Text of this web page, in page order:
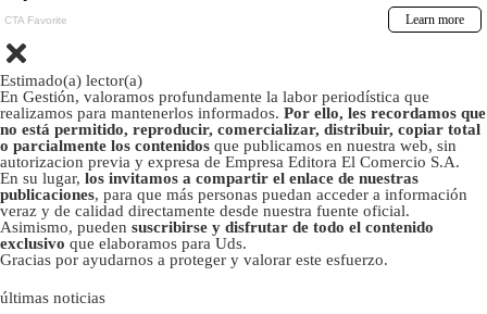
Estimado(a) lector(a)
En Gestión, valoramos profundamente la labor periodística que
realizamos para mantenerlos informados. Por ello, les recordamos que
no está permitido, reproducir, comercializar, distribuir, copiar total
o parcialmente los contenidos que publicamos en nuestra web, sin
autorizacion previa y expresa de Empresa Editora El Comercio S.A.
En su lugar, los invitamos a compartir el enlace de nuestras
publicaciones, para que más personas puedan acceder a información
veraz y de calidad directamente desde nuestra fuente oficial.
Asimismo, pueden suscribirse y disfrutar de todo el contenido
exclusivo que elaboramos para Uds.
Gracias por ayudarnos a proteger y valorar este esfuerzo.
últimas noticias